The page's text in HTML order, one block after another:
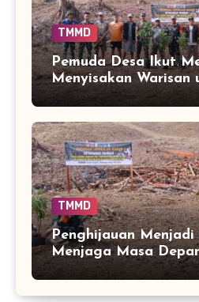
TMMD
Pemuda Desa Ikut
Menyisakan Warisan
Tahun Mendatang
TMMD
Penghijauan
Menjaga Masa
Bontocani